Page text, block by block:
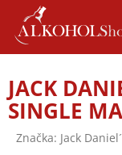
obsah
JACK
SINGLE
Značka: Jack